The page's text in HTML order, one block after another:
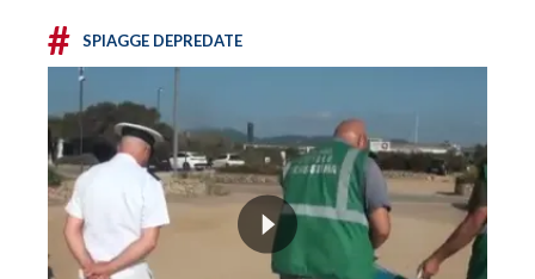
# SPIAGGE DEPREDATE